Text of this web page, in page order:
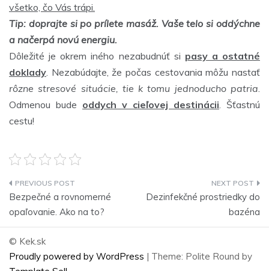
všetko, čo Vás trápi.
Tip: doprajte si po prílete masáž. Vaše telo si oddýchne
a načerpá novú energiu.
Dôležité je okrem iného nezabudnúť si pasy a ostatné
doklady . Nezabúdajte, že počas cestovania môžu nastať
rôzne stresové situácie, tie k tomu jednoducho patria
Odmenou bude oddych v cieľovej destinácii . Šťastnú
cestu!
Navigace
pro
příspěvek
Bezpečné a rovnomerné
opaľovanie. Ako na to?
Dezinfekčné prostriedky do
bazéna
© Kek.sk
Proudly powered by WordPress | Theme: Polite Round by